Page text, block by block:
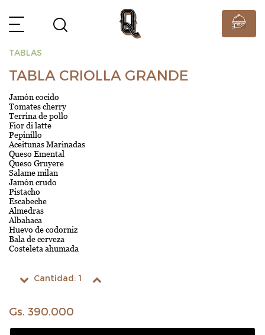
TABLAS
TABLA CRIOLLA GRANDE
Jamón cocido
Tomates cherry
Terrina de pollo
Fior di latte
Pepinillo
Aceitunas Marinadas
Queso Emental
Queso Gruyere
Salame milan
Jamón crudo
Pistacho
Escabeche
Almedras
Albahaca
Huevo de codorniz
Bala de cerveza
Costeleta ahumada
Cantidad: 1
Gs. 390.000